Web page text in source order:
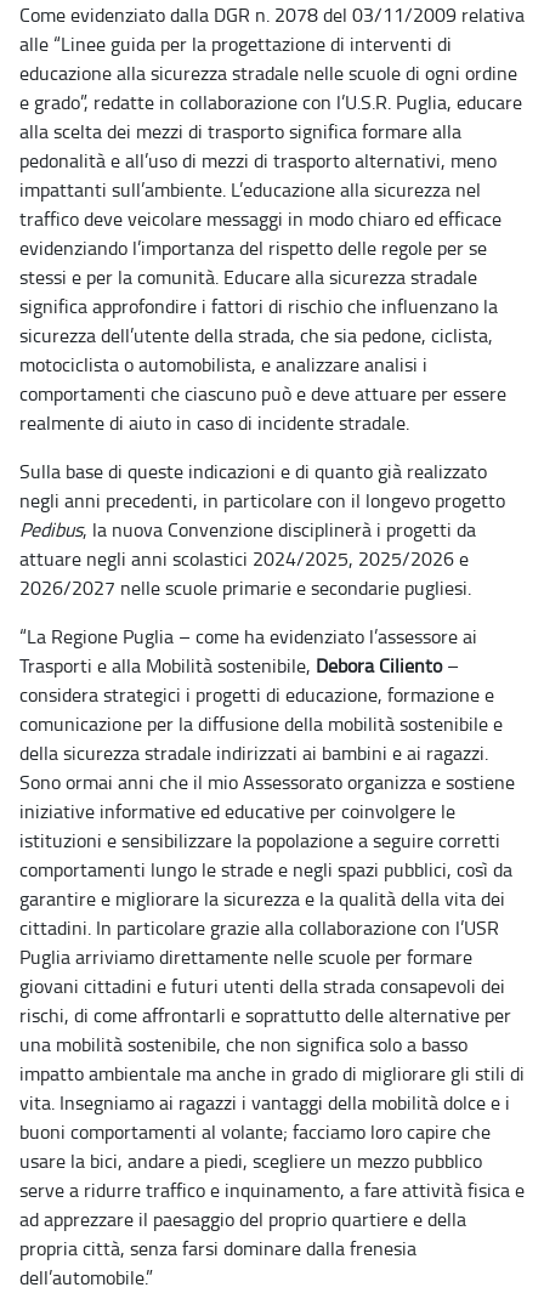
Come evidenziato dalla DGR n. 2078 del 03/11/2009 relativa
alle “Linee guida per la progettazione di interventi di
educazione alla sicurezza stradale nelle scuole di ogni ordine
e grado”, redatte in collaborazione con l’U.S.R. Puglia, educare
alla scelta dei mezzi di trasporto significa formare alla
pedonalità e all’uso di mezzi di trasporto alternativi, meno
impattanti sull’ambiente. L’educazione alla sicurezza nel
traffico deve veicolare messaggi in modo chiaro ed efficace
evidenziando l’importanza del rispetto delle regole per se
stessi e per la comunità. Educare alla sicurezza stradale
significa approfondire i fattori di rischio che influenzano la
sicurezza dell’utente della strada, che sia pedone, ciclista,
motociclista o automobilista, e analizzare analisi i
comportamenti che ciascuno può e deve attuare per essere
realmente di aiuto in caso di incidente stradale.
Sulla base di queste indicazioni e di quanto già realizzato
negli anni precedenti, in particolare con il longevo progetto
Pedibus, la nuova Convenzione disciplinerà i progetti da
attuare negli anni scolastici 2024/2025, 2025/2026 e
2026/2027 nelle scuole primarie e secondarie pugliesi.
“La Regione Puglia – come ha evidenziato l’assessore ai
Trasporti e alla Mobilità sostenibile, Debora Ciliento–
considera strategici i progetti di educazione, formazione e
comunicazione per la diffusione della mobilità sostenibile e
della sicurezza stradale indirizzati ai bambini e ai ragazzi.
Sono ormai anni che il mio Assessorato organizza e sostiene
iniziative informative ed educative per coinvolgere le
istituzioni e sensibilizzare la popolazione a seguire corretti
comportamenti lungo le strade e negli spazi pubblici, così da
garantire e migliorare la sicurezza e la qualità della vita dei
cittadini. In particolare grazie alla collaborazione con l’USR
Puglia arriviamo direttamente nelle scuole per formare
giovani cittadini e futuri utenti della strada consapevoli dei
rischi, di come affrontarli e soprattutto delle alternative per
una mobilità sostenibile, che non significa solo a basso
impatto ambientale ma anche in grado di migliorare gli stili di
vita. Insegniamo ai ragazzi i vantaggi della mobilità dolce e i
buoni comportamenti al volante; facciamo loro capire che
usare la bici, andare a piedi, scegliere un mezzo pubblico
serve a ridurre traffico e inquinamento, a fare attività fisica e
ad apprezzare il paesaggio del proprio quartiere e della
propria città, senza farsi dominare dalla frenesia
dell’automobile.”